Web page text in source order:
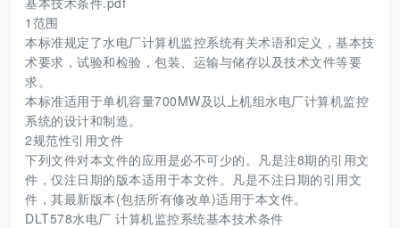
1范围
本标准规定了水电厂计算机监控系统有关术语和定义，基本技
术要求，试验和检验，包装、运输与储存以及技术文件等要
求。
本标准适用于单机容量700MW及以上机组水电厂计算机监控
系统的设计和制造。
2规范性引用文件
下列文件对本文件的应用是必不可少的。凡是注8期的引用文
件，仅注日期的版本适用于本文件。凡是不注日期的引用文
件，其最新版本(包括所有修改单)适用于本文件。
DLT578水电厂 计算机监控系统基本技术条件